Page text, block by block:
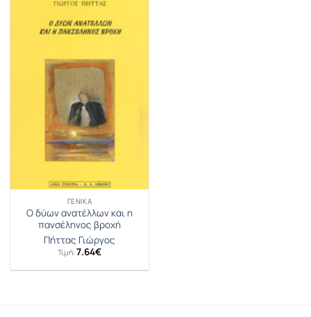
ΓΕΝΙΚΆ
Ο δύων ανατέλλων και η
πανσέληνος βροχή
Πήττας Γιώργος
Τιμή: 7.64€